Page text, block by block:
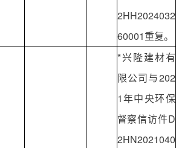
2HH2024032
60001重复。
*兴隆建材有
限公司与202
1年中央环保
督察信访件D
2HN2021040